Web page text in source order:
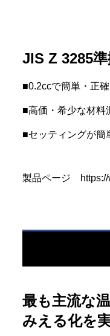
JIS Z 3285
■0.2ccで簡単・正
■高価・希少な材料
■セッティングが簡
製品ページ
最も主流な
みえる化を